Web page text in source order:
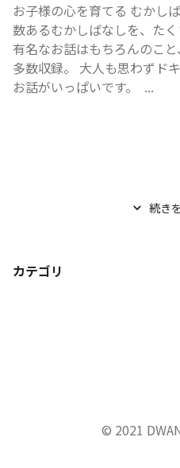
お子様の心を育てる むかし
数あるむかしばなしを、た
有名なお話はもちろんのこ
多数収録。 大人も思わずド
お話がいっぱいです。  ...
続き
カテゴリ
© 2021